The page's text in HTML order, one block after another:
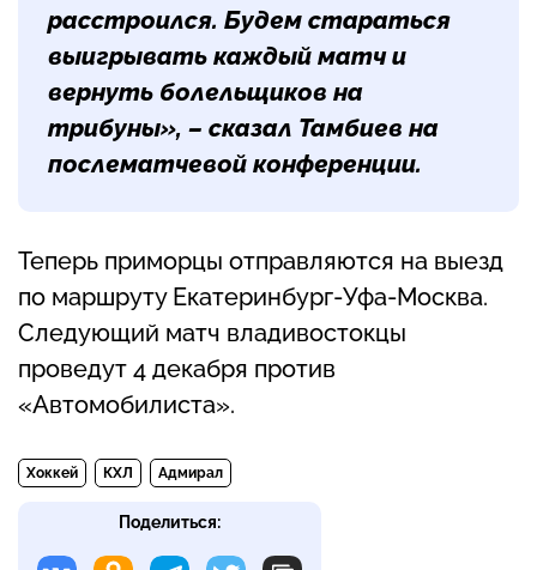
расстроился. Будем стараться
выигрывать каждый матч и
вернуть болельщиков на
трибуны», – сказал Тамбиев на
послематчевой конференции.
Теперь приморцы отправляются на выезд
по маршруту Екатеринбург-Уфа-Москва.
Следующий матч владивостокцы
проведут 4 декабря против
«Автомобилиста».
Хоккей КХЛ Адмирал
Поделиться: